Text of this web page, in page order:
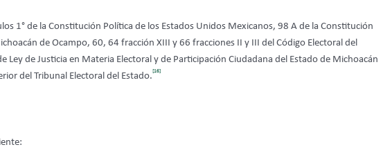
1° de la Constitución Política de los Estados Unidos Mexicanos, 98 A de la Constitución
de Ocampo, 60, 64 fracción XIII y 66 fracciones II y III del Código Electoral del
Ley de Justicia en Materia Electoral y de Participación Ciudadana del Estado de Michoacán
del Tribunal Electoral del Estado.
[16]